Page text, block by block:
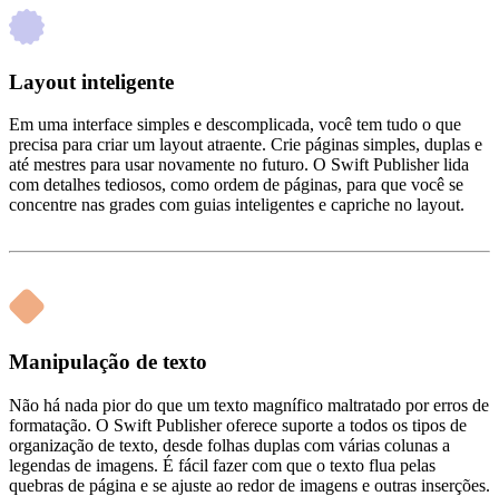
Layout inteligente
Em uma interface simples e descomplicada, você tem tudo o que
precisa para criar um layout atraente. Crie páginas simples, duplas e
até mestres para usar novamente no futuro. O Swift Publisher lida
com detalhes tediosos, como ordem de páginas, para que você se
concentre nas grades com guias inteligentes e capriche no layout.
Manipulação de texto
Não há nada pior do que um texto magnífico maltratado por erros de
formatação. O Swift Publisher oferece suporte a todos os tipos de
organização de texto, desde folhas duplas com várias colunas a
legendas de imagens. É fácil fazer com que o texto flua pelas
quebras de página e se ajuste ao redor de imagens e outras inserções.